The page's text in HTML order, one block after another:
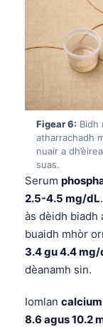
Figear 6: Bidh
atharrachadh
nuair a
suas.
Serum
2.5-4.5 mg/dL
às dèidh biadh
buaidh mhòr
3.4 gu 4.4 mg/
dèanamh sin.
Iomlan calcium
8.6 agus 10.2
Հայերեն
Íslenska
Српски
Svenska
Bosanski
Eesti
日本語
Čeština
ქართული
Lietuvių
Polski